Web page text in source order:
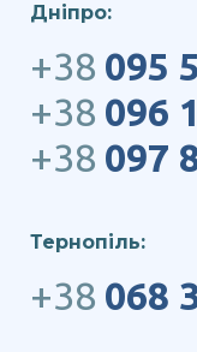
Дніпро:
+38 095
+38 096
+38 097
Тернопіль:
+38 068